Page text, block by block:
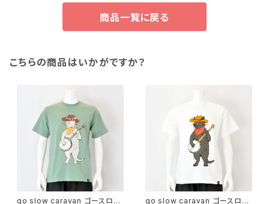
商品一覧に戻る
こちらの商品はいかがですか？
go slow caravan ゴースロー
go slow caravan ゴースロー